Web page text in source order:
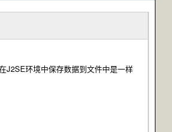
J2SE环境中保存数据到文件中是一样